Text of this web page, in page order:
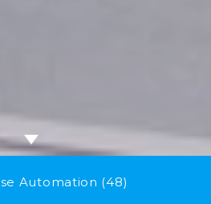
Automation (48)